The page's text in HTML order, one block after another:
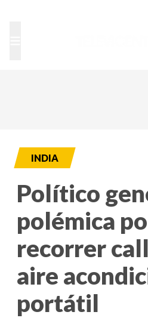
INDIA
Político
polémica
recorrer
aire
portátil